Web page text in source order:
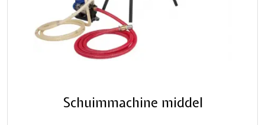
Schuimmachine middel